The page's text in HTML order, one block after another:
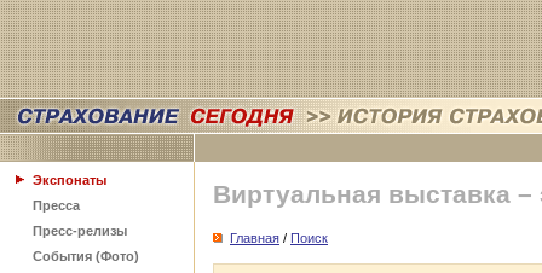
Экспонаты
Пресса
Пресс-релизы
События (Фото)
Виртуальная выставка –
Главная / Поиск